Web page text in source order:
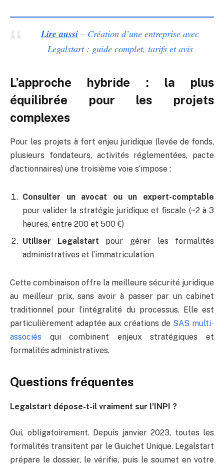
Lire aussi – Création d’une entreprise avec
Legalstart : guide complet, tarifs et avis
L’approche hybride : la plus
équilibrée pour les projets
complexes
Pour les projets à fort enjeu juridique (levée de fonds,
plusieurs fondateurs, activités réglementées, pacte
d’actionnaires) une troisième voie s’impose :
Consulter un avocat ou un expert-comptable
pour valider la stratégie juridique et fiscale (~2 à 3
heures, entre 200 et 500 €)
Utiliser Legalstart pour gérer les formalités
administratives et l’immatriculation
Cette combinaison offre la meilleure sécurité juridique
au meilleur prix, sans avoir à passer par un cabinet
traditionnel pour l’intégralité du processus. Elle est
particulièrement adaptée aux créations de SAS multi-
associés qui combinent enjeux stratégiques et
formalités administratives.
Questions fréquentes
Legalstart dépose-t-il vraiment sur l’INPI ?
Oui, obligatoirement. Depuis janvier 2023, toutes les
formalités transitent par le Guichet Unique. Legalstart
prépare le dossier, le vérifie, puis le soumet en votre